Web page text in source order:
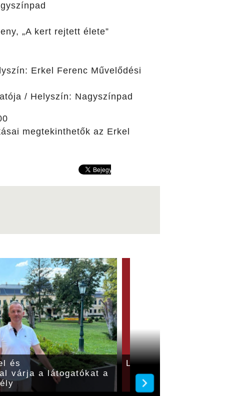
„A kert rejtett élete”
Erkel Ferenc Művelődési
/ Helyszín: Nagyszínpad
megtekinthetők az Erkel
és
várja a látogatókat a
Lukács András: